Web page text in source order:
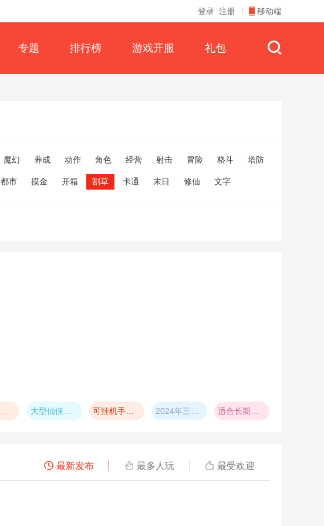
登录 注册 移动端
专题 排行榜 游戏开服 礼包
魔幻 养成 动作 角色 经营 射击 冒险 格斗 塔防
都市 摸金 开箱 割草 卡通 末日 修仙 文字
大型仙侠类手游排行榜2023
最新发布 最多人玩 最受欢迎